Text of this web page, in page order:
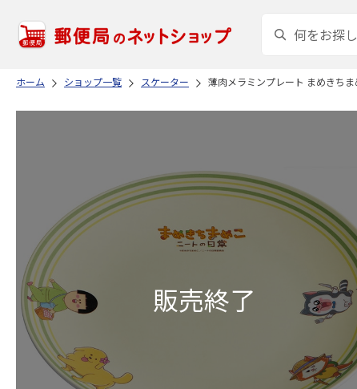
ホーム ショップ一覧 スケーター 薄肉メラミンプレート まめきち